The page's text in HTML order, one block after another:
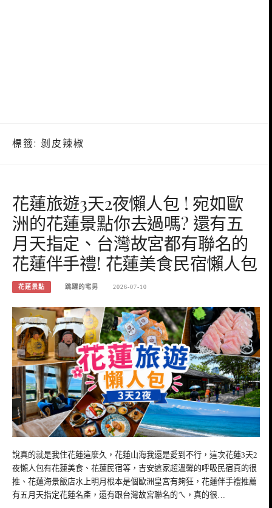
標籤: 剝皮辣椒
花蓮旅遊3天2夜懶人包 ! 宛如歐
洲的花蓮景點你去過嗎? 還有五
月天指定、台灣故宮都有聯名的
花蓮伴手禮! 花蓮美食民宿懶人包
花蓮景點 跳躍的宅男 2026-07-10
說真的就是我住花蓮這麼久，花蓮山海我還是愛到不行，這次花蓮3天2
夜懶人包有花蓮美食、花蓮民宿等，吉安這家超溫馨的呼吸民宿真的很
推、花蓮海景飯店水上明月根本是個歐洲皇宮有夠狂，花蓮伴手禮推薦
有五月天指定花蓮名產，還有跟台灣故宮聯名的ㄟ，真的很…